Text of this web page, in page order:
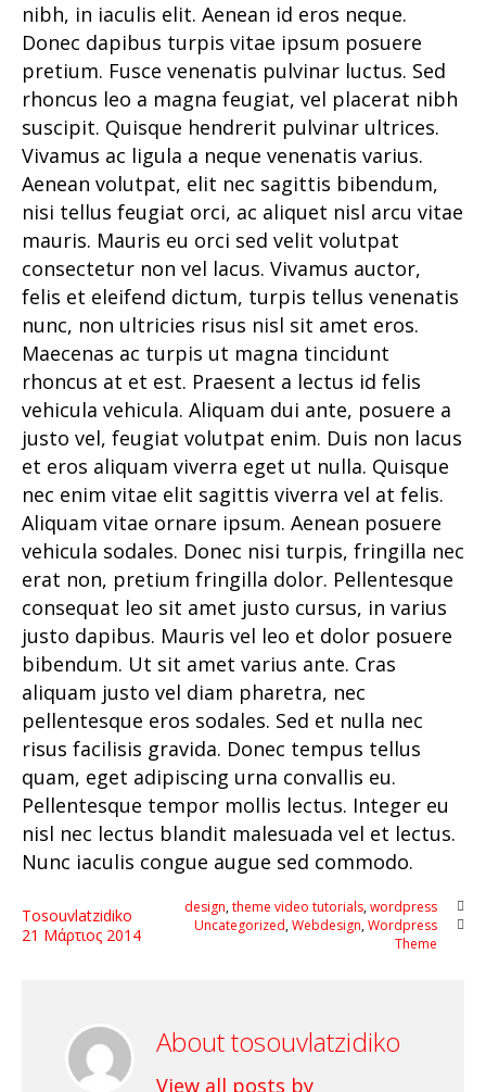
nibh, in iaculis elit. Aenean id eros neque.
Donec dapibus turpis vitae ipsum posuere
pretium. Fusce venenatis pulvinar luctus. Sed
rhoncus leo a magna feugiat, vel placerat nibh
suscipit. Quisque hendrerit pulvinar ultrices.
Vivamus ac ligula a neque venenatis varius.
Aenean volutpat, elit nec sagittis bibendum,
nisi tellus feugiat orci, ac aliquet nisl arcu vitae
mauris. Mauris eu orci sed velit volutpat
consectetur non vel lacus. Vivamus auctor,
felis et eleifend dictum, turpis tellus venenatis
nunc, non ultricies risus nisl sit amet eros.
Maecenas ac turpis ut magna tincidunt
rhoncus at et est. Praesent a lectus id felis
vehicula vehicula. Aliquam dui ante, posuere a
justo vel, feugiat volutpat enim. Duis non lacus
et eros aliquam viverra eget ut nulla. Quisque
nec enim vitae elit sagittis viverra vel at felis.
Aliquam vitae ornare ipsum. Aenean posuere
vehicula sodales. Donec nisi turpis, fringilla nec
erat non, pretium fringilla dolor. Pellentesque
consequat leo sit amet justo cursus, in varius
justo dapibus. Mauris vel leo et dolor posuere
bibendum. Ut sit amet varius ante. Cras
aliquam justo vel diam pharetra, nec
pellentesque eros sodales. Sed et nulla nec
risus facilisis gravida. Donec tempus tellus
quam, eget adipiscing urna convallis eu.
Pellentesque tempor mollis lectus. Integer eu
nisl nec lectus blandit malesuada vel et lectus.
Nunc iaculis congue augue sed commodo.
Tosouvlatzidiko
21 Μάρτιος 2014
design,theme video tutorials,wordpress
Uncategorized,Webdesign,Wordpress
Theme
About tosouvlatzidiko
View all posts by